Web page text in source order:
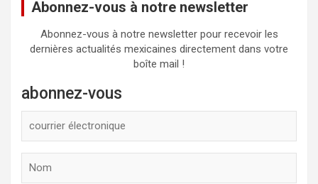
Abonnez-vous à notre newsletter
Abonnez-vous à notre newsletter pour recevoir les
dernières actualités mexicaines directement dans votre
boîte mail !
abonnez-vous